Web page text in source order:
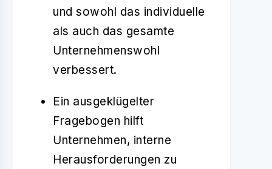
und sowohl das individuelle
als auch das gesamte
Unternehmenswohl
verbessert.
Ein ausgeklügelter
Fragebogen hilft
Unternehmen, interne
Herausforderungen zu